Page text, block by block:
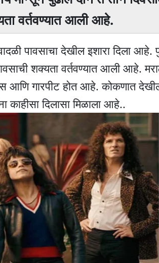
वर्तवण्यात आली आहे.
पावसाचा देखील इशारा दिला
शक्यता वर्तवण्यात आली आहे.
आणि गारपीट होत आहे. कोकणात
काहीसा दिलासा मिळाला आहे..